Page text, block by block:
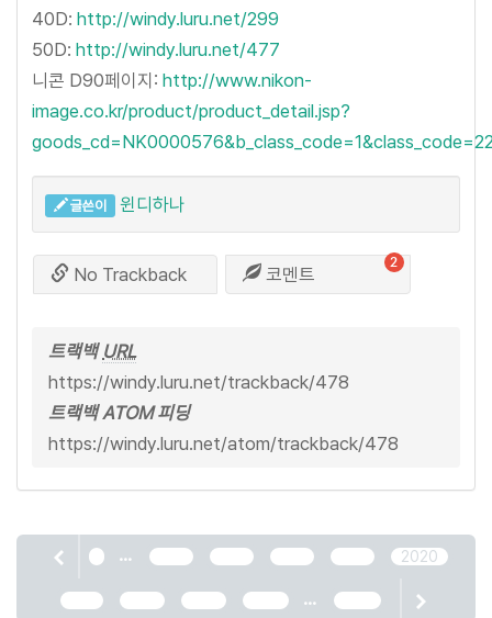
40D: http://windy.luru.net/299
50D: http://windy.luru.net/477
니콘 D90페이지: http://www.nikon-
image.co.kr/product/product_detail.jsp?
글쓴이 윈디하나
No Trackback 코멘트
2
트랙백 URL
https://windy.luru.net/trackback/478
트랙백 ATOM 피딩
https://windy.luru.net/atom/trackback/478
... 2020
...